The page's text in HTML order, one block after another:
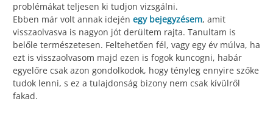
problémákat teljesen ki tudjon vizsgálni.
Ebben már volt annak idején egy bejegyzésem, amit
visszaolvasva is nagyon jót derültem rajta. Tanultam is
belőle természetesen. Feltehetően fél, vagy egy év múlva, ha
ezt is visszaolvasom majd ezen is fogok kuncogni, habár
egyelőre csak azon gondolkodok, hogy tényleg ennyire szőke
tudok lenni, s ez a tulajdonság bizony nem csak kívülről
fakad.